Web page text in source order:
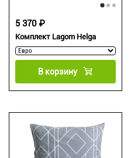
Комплект Lagom Helga
5 370 ₽
В корзину